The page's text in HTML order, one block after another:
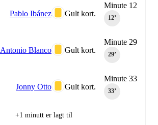
Minute 12
12‎’‎
Gult kort.
Pablo Ibánez
Minute 29
29‎’‎
Gult kort.
Antonio Blanco
Minute 33
33‎’‎
Gult kort.
Jonny Otto
+1 minutt er lagt til